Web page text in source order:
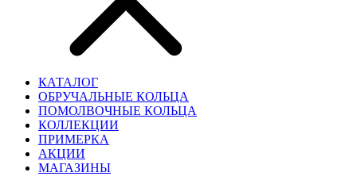
КАТАЛОГ
ОБРУЧАЛЬНЫЕ КОЛЬЦА
ПОМОЛВОЧНЫЕ КОЛЬЦА
КОЛЛЕКЦИИ
ПРИМЕРКА
АКЦИИ
МАГАЗИНЫ